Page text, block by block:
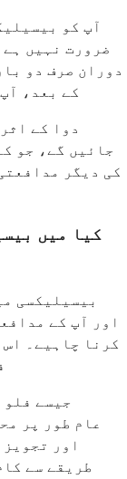
آپ کو
ضرورت نہیں ہے
دوران صرف دو
کے بعد،
دوا کے
جائیں گے، جو
کی دیگر
کیا میں
بیسیلیکسی
اور آپ کے
کرنا چاہیے۔ اس
اور
طریقے سے